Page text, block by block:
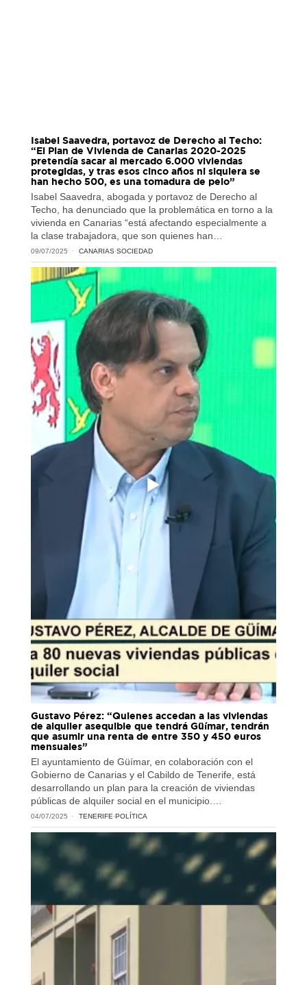
Isabel Saavedra, portavoz de Derecho al Techo:
“El Plan de Vivienda de Canarias 2020-2025
pretendía sacar al mercado 6.000 viviendas
protegidas, y tras esos cinco años ni siquiera se
han hecho 500, es una tomadura de pelo”
Isabel Saavedra, abogada y portavoz de Derecho al
Techo, ha denunciado que la problemática en torno a la
vivienda en Canarias “está afectando especialmente a
la clase trabajadora, que son quienes han…
09/07/2025 CANARIAS·SOCIEDAD
Gustavo Pérez: “Quienes accedan a las viviendas
de alquiler asequible que tendrá Güímar, tendrán
que asumir una renta de entre 350 y 450 euros
mensuales”
El ayuntamiento de Güímar, en colaboración con el
Gobierno de Canarias y el Cabildo de Tenerife, está
desarrollando un plan para la creación de viviendas
públicas de alquiler social en el municipio.…
04/07/2025 TENERIFE·POLÍTICA